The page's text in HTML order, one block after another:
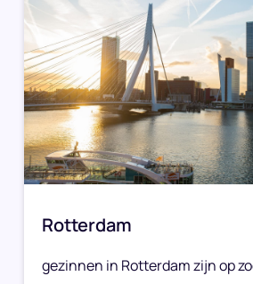
Rotterdam
gezinnen in Rotterdam zijn op